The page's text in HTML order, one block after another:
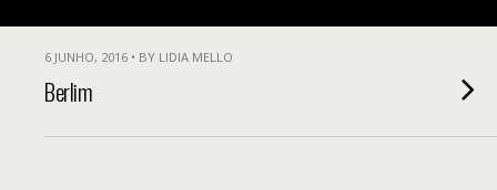
6 JUNHO, 2016 • BY LIDIA MELLO
Berlim